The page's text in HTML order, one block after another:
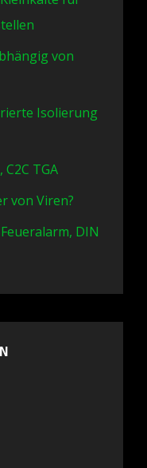
von
Isolierung
TGA
von Viren?
DIN